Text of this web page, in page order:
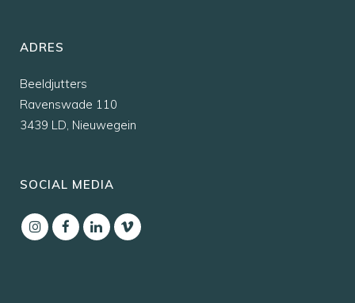
ADRES
Beeldjutters
Ravenswade 110
3439 LD, Nieuwegein
SOCIAL MEDIA